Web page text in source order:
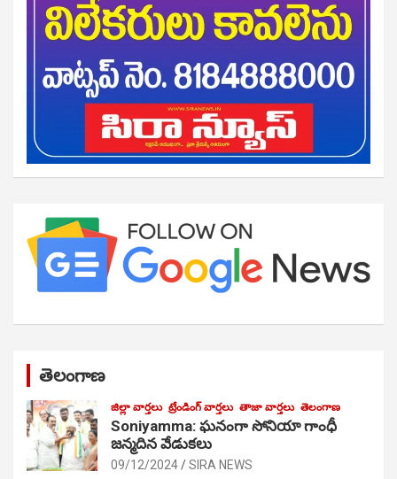
తెలంగాణ
జిల్లా వార్తలు ట్రేండింగ్ వార్తలు తాజా వార్తలు తెలంగాణ
Soniyamma: ఘ‌నంగా సోనియా గాంధీ
జ‌న్మ‌దిన వేడుక‌లు
09/12/2024 SIRA NEWS